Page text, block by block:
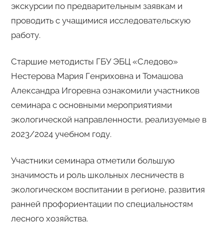
экскурсии по предварительным заявкам и
проводить с учащимися исследовательскую
работу.
Старшие методисты ГБУ ЭБЦ «Следово»
Нестерова Мария Генриховна и Томашова
Александра Игоревна ознакомили участников
семинара с основными мероприятиями
экологической направленности, реализуемые в
2023/2024 учебном году.
Участники семинара отметили большую
значимость и роль школьных лесничеств в
экологическом воспитании в регионе, развития
ранней профориентации по специальностям
лесного хозяйства.